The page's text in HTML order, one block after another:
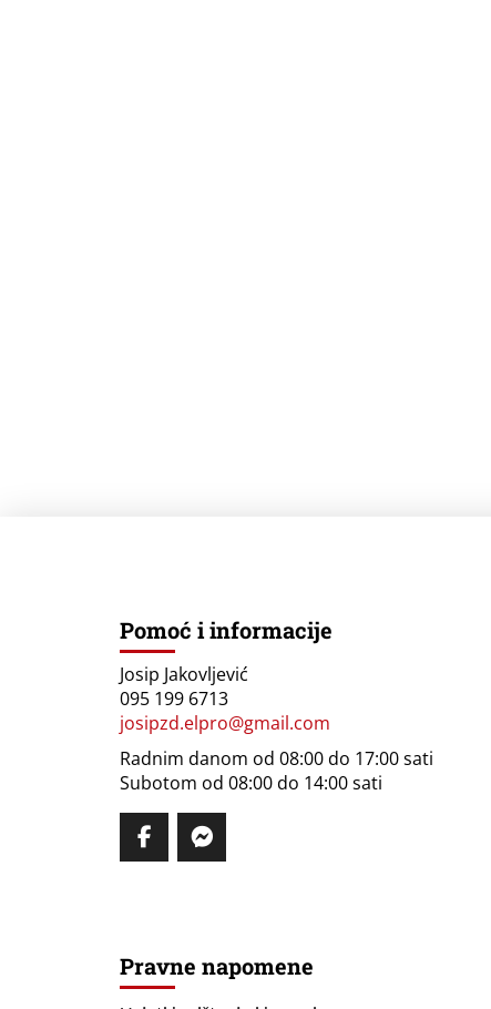
Pomoć i informacije
Josip Jakovljević
095 199 6713
josipzd.elpro@gmail.com
Radnim danom od 08:00 do 17:00 sati
Subotom od 08:00 do 14:00 sati
Pravne napomene